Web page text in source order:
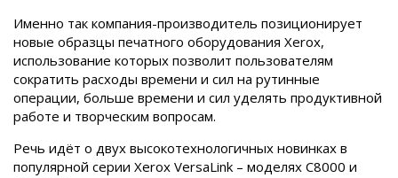
Именно так компания-производитель позиционирует
новые образцы печатного оборудования Xerox,
использование которых позволит пользователям
сократить расходы времени и сил на рутинные
операции, больше времени и сил уделять продуктивной
работе и творческим вопросам.
Речь идёт о двух высокотехнологичных новинках в
популярной серии Xerox VersaLink – моделях C8000 и